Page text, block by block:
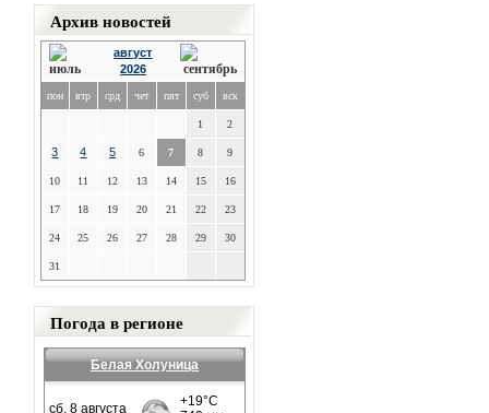
Архив новостей
август
2026
пон втр срд чет пят суб вск
1 2
3 4 5 6 7 8 9
10 11 12 13 14 15 16
17 18 19 20 21 22 23
24 25 26 27 28 29 30
31
Погода в регионе
Белая Холуница